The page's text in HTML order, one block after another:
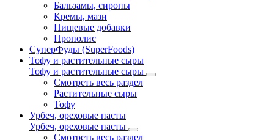
Бальзамы, сиропы
Кремы, мази
Пищевые добавки
Прополис
СуперФуды (SuperFoods)
Тофу и растительные сыры
Тофу и растительные сыры
Смотреть весь раздел
Растительные сыры
Тофу
Урбеч, ореховые пасты
Урбеч, ореховые пасты
Смотреть весь раздел